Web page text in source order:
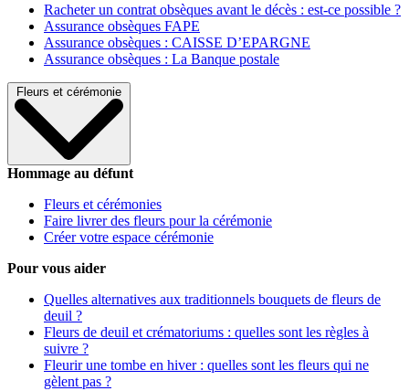
Racheter un contrat obsèques avant le décès : est-ce possible ?
Assurance obsèques FAPE
Assurance obsèques : CAISSE D’EPARGNE
Assurance obsèques : La Banque postale
Fleurs et cérémonie
Hommage au défunt
Fleurs et cérémonies
Faire livrer des fleurs pour la cérémonie
Créer votre espace cérémonie
Pour vous aider
Quelles alternatives aux traditionnels bouquets de fleurs de
deuil ?
Fleurs de deuil et crématoriums : quelles sont les règles à
suivre ?
Fleurir une tombe en hiver : quelles sont les fleurs qui ne
gèlent pas ?